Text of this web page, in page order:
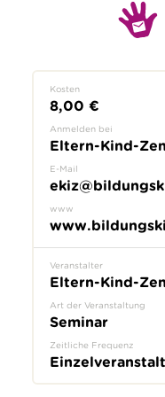
Kosten
8,00 €
Anmelden bei
Eltern-Kind-
E-Mail
www
Veranstalter
Eltern-Kind-
Art der Veranstaltung
Seminar
Zeitliche Frequenz